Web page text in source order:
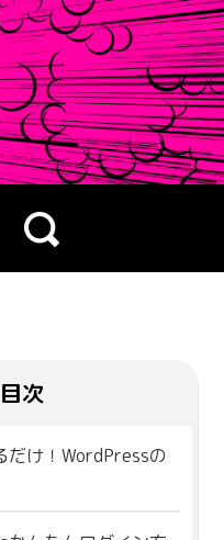
目次
だけ！WordPressの